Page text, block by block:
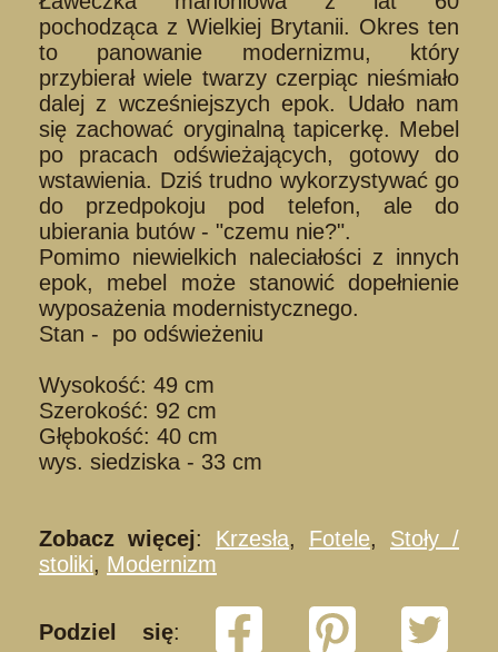
pochodząca z Wielkiej Brytanii. Okres ten
to panowanie modernizmu, który
przybierał wiele twarzy czerpiąc nieśmiało
dalej z wcześniejszych epok. Udało nam
się zachować oryginalną tapicerkę. Mebel
po pracach odświeżających, gotowy do
wstawienia. Dziś trudno wykorzystywać go
do przedpokoju pod telefon, ale do
ubierania butów - "czemu nie?".
Pomimo niewielkich naleciałości z innych
epok, mebel może stanowić dopełnienie
wyposażenia modernistycznego.
Stan - po odświeżeniu
Wysokość: 49 cm
Szerokość: 92 cm
Głębokość: 40 cm
wys. siedziska - 33 cm
Zobacz więcej: Krzesła, Fotele, Stoły /
stoliki, Modernizm
Podziel się: